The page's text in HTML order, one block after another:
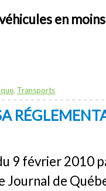
en
, Transports
9 février 2010
Journal de